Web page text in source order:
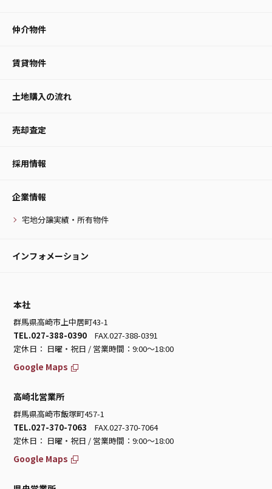
仲介物件
賃貸物件
土地購入の流れ
売却査定
採用情報
企業情報
宅地分譲実績・所有物件
インフォメーション
本社
群馬県高崎市上中居町43-1
TEL.027-388-0390 FAX.027-388-0391
定休日： 日曜・祝日 / 営業時間：9:00～18:00
Google Maps
高崎北営業所
群馬県高崎市飯塚町457-1
TEL.027-370-7063 FAX.027-370-7064
定休日： 日曜・祝日 / 営業時間：9:00～18:00
Google Maps